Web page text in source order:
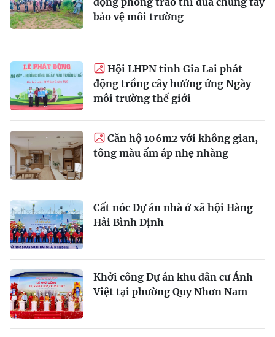
bảo vệ môi trường
Hội LHPN tỉnh Gia Lai phát
động trồng cây hưởng ứng Ngày
môi trường thế giới
Căn hộ 106m2 với không gian,
tông màu ấm áp nhẹ nhàng
Cất nóc Dự án nhà ở xã hội Hàng
Hải Bình Định
Khởi công Dự án khu dân cư Ánh
Việt tại phường Quy Nhơn Nam